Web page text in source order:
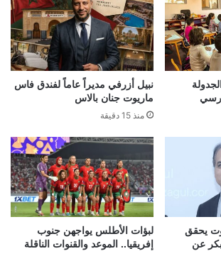
نبيل أزرفي مديراً عاماً لفندق فاس
ماريوت جنان بالاس
منذ 15 دقيقة
يحقق
عن
لبؤات الأطلس يواجهن جنوب
إفريقيا.. الموعد والقنوات الناقلة